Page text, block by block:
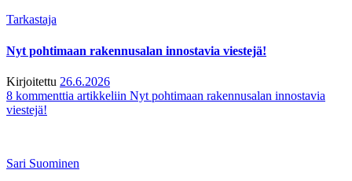
Tarkastaja
Nyt pohtimaan rakennusalan innostavia viestejä!
Kirjoitettu 26.6.2026
8 kommenttia artikkeliin Nyt pohtimaan rakennusalan innostavia
viestejä!
Sari Suominen